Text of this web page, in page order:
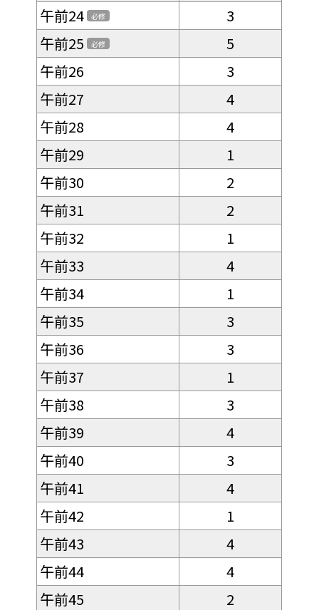
午前24 必修
3
午前25 必修
5
午前26
3
午前27
4
午前28
4
午前29
1
午前30
2
午前31
2
午前32
1
午前33
4
午前34
1
午前35
3
午前36
3
午前37
1
午前38
3
午前39
4
午前40
3
午前41
4
午前42
1
午前43
4
午前44
4
午前45
2